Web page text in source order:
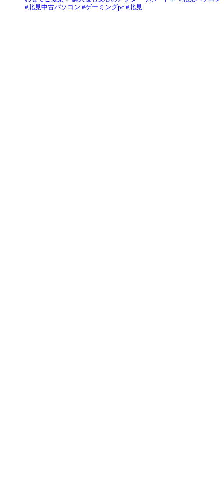
#北見中古パソコン #ゲーミングpc #北見